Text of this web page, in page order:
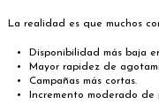
La realidad es que muchos
Disponibilidad más baja
Mayor rapidez de
Campañas más cortas.
Incremento moderado